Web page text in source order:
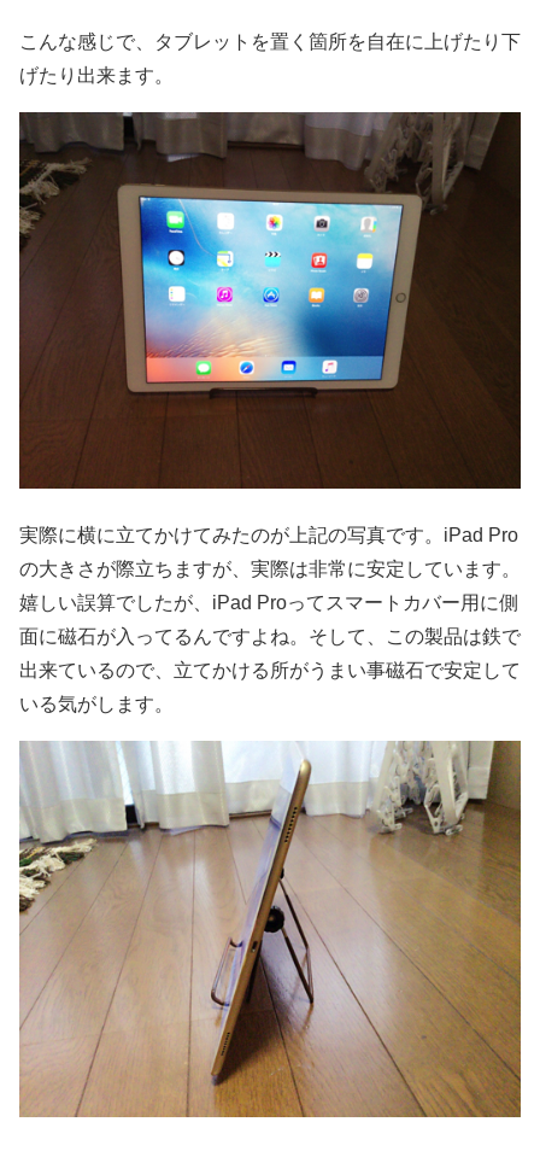
こんな感じで、タブレットを置く箇所を自在に上げたり下
げたり出来ます。
実際に横に立てかけてみたのが上記の写真です。iPad Pro
の大きさが際立ちますが、実際は非常に安定しています。
嬉しい誤算でしたが、iPad Proってスマートカバー用に側
面に磁石が入ってるんですよね。そして、この製品は鉄で
出来ているので、立てかける所がうまい事磁石で安定して
いる気がします。